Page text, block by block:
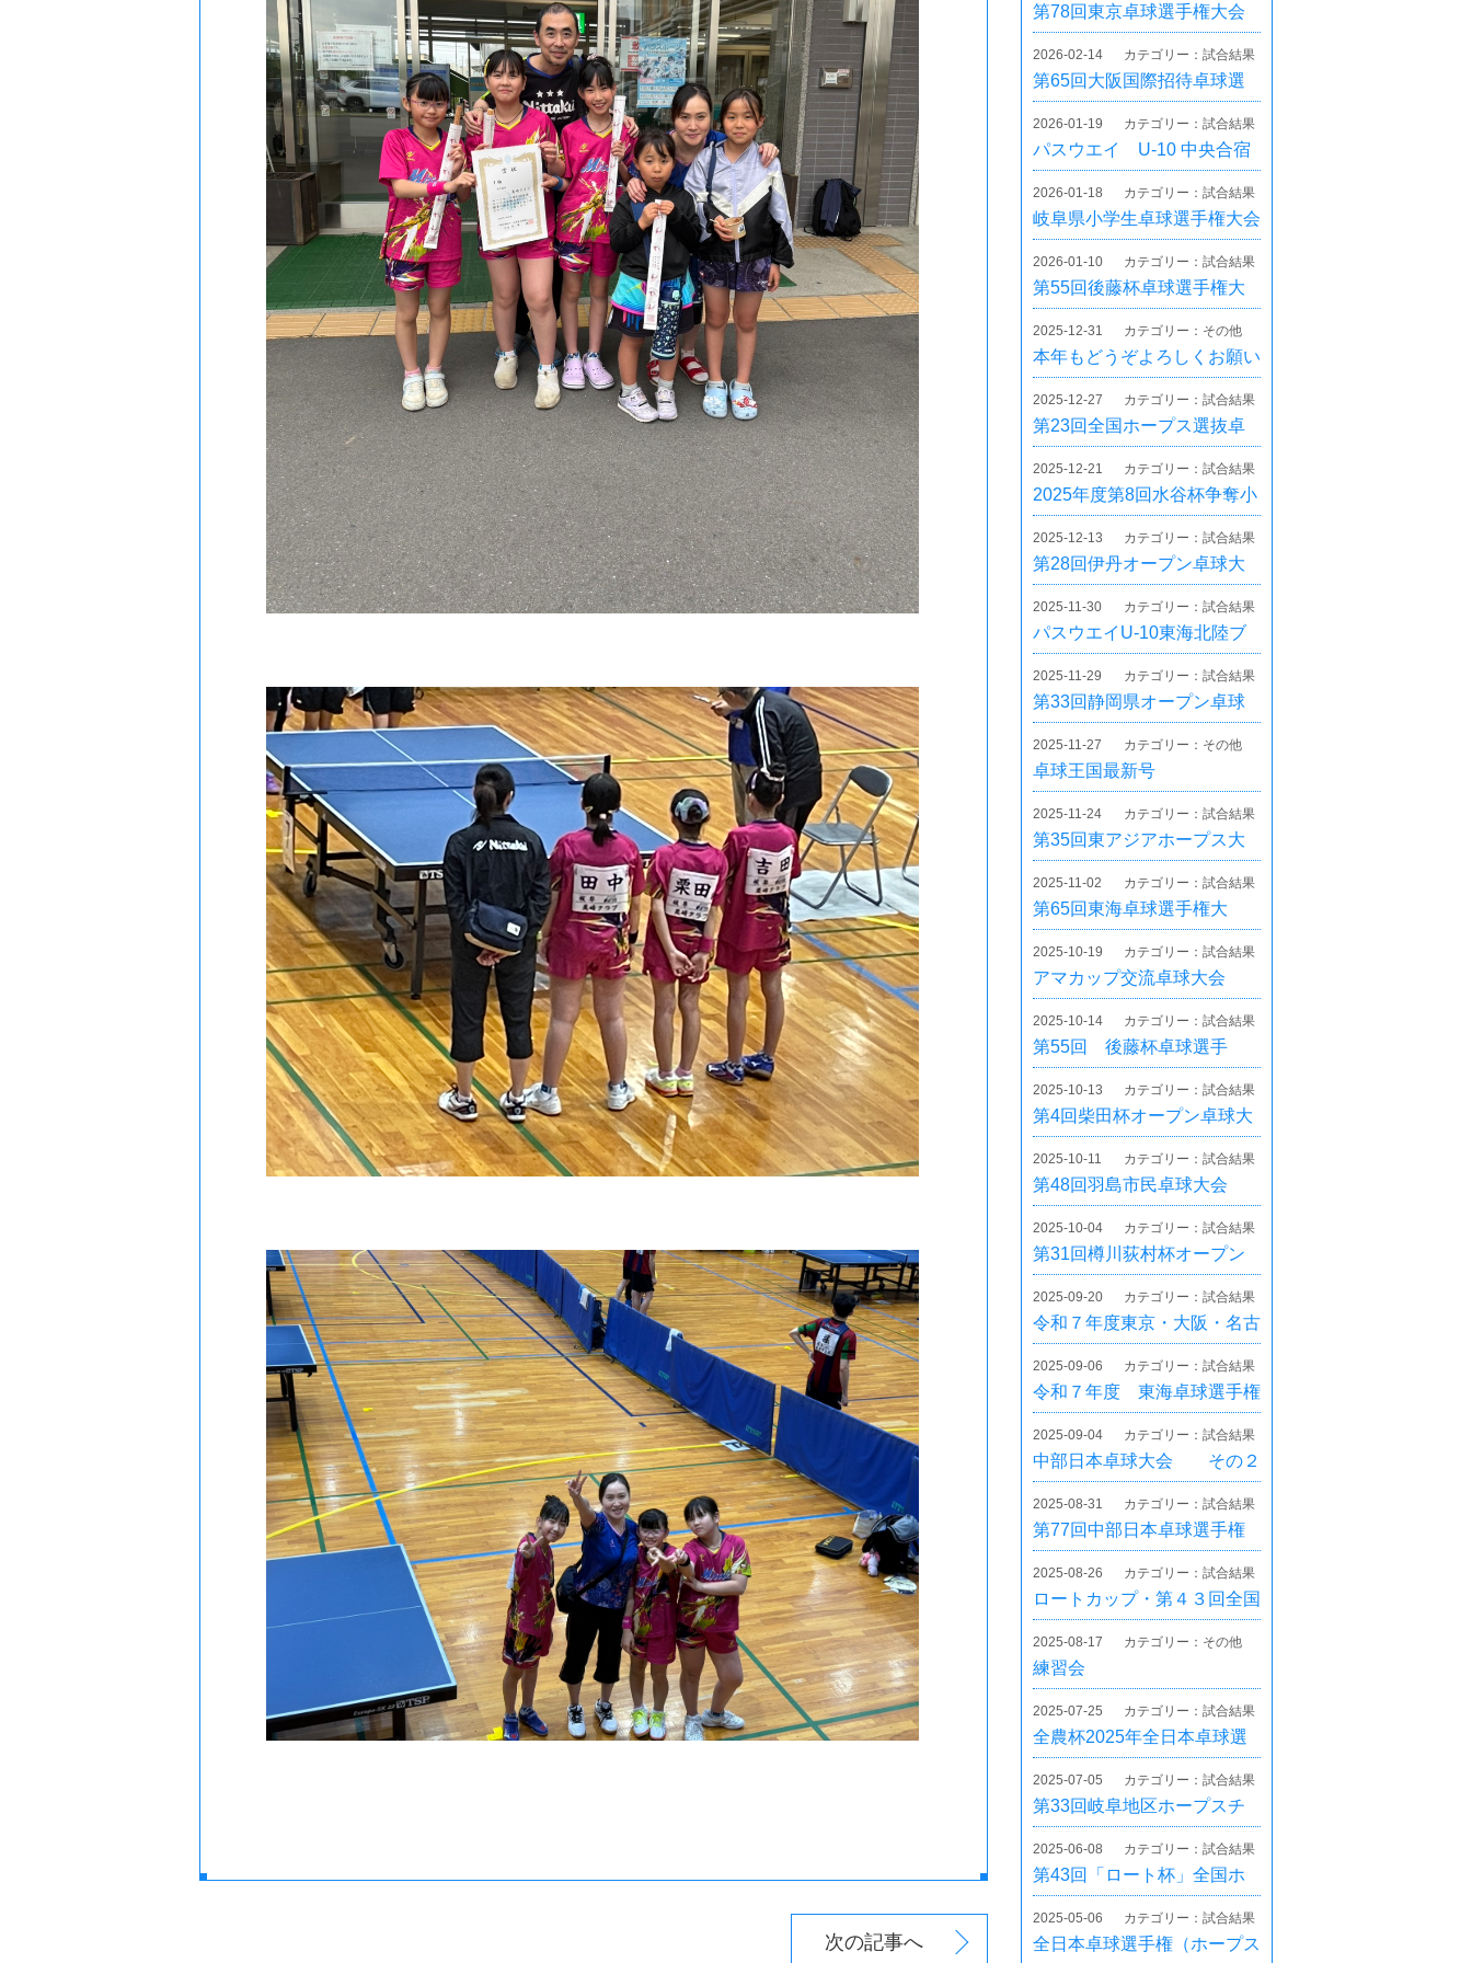
第78回東京卓球選手権大会
2026-02-14 カテゴリー：試合結果
第65回大阪国際招待卓球選
2026-01-19 カテゴリー：試合結果
パスウエイ U-10 中央合宿
2026-01-18 カテゴリー：試合結果
岐阜県小学生卓球選手権大会
2026-01-10 カテゴリー：試合結果
第55回後藤杯卓球選手権大
2025-12-31 カテゴリー：その他
本年もどうぞよろしくお願い
2025-12-27 カテゴリー：試合結果
第23回全国ホープス選抜卓
2025-12-21 カテゴリー：試合結果
2025年度第8回水谷杯争奪小
2025-12-13 カテゴリー：試合結果
第28回伊丹オープン卓球大
2025-11-30 カテゴリー：試合結果
パスウエイU-10東海北陸ブ
2025-11-29 カテゴリー：試合結果
第33回静岡県オープン卓球
2025-11-27 カテゴリー：その他
卓球王国最新号
2025-11-24 カテゴリー：試合結果
第35回東アジアホープス大
2025-11-02 カテゴリー：試合結果
第65回東海卓球選手権大
2025-10-19 カテゴリー：試合結果
アマカップ交流卓球大会
2025-10-14 カテゴリー：試合結果
第55回 後藤杯卓球選手
ス・カブの部）
2025-10-13 カテゴリー：試合結果
第4回柴田杯オープン卓球大
2025-10-11 カテゴリー：試合結果
第48回羽島市民卓球大会
2025-10-04 カテゴリー：試合結果
第31回樽川荻村杯オープン
2025-09-20 カテゴリー：試合結果
令和７年度東京・大阪・名古
以下の部岐阜県選考会
2025-09-06 カテゴリー：試合結果
令和７年度 東海卓球選手権
県予選
2025-09-04 カテゴリー：試合結果
中部日本卓球大会 その２
2025-08-31 カテゴリー：試合結果
第77回中部日本卓球選手権
カブの部）
2025-08-26 カテゴリー：試合結果
ロートカップ・第４３回全国
2025-08-17 カテゴリー：その他
練習会
2025-07-25 カテゴリー：試合結果
全農杯2025年全日本卓球選
2025-07-05 カテゴリー：試合結果
第33回岐阜地区ホープスチ
2025-06-08 カテゴリー：試合結果
第43回「ロート杯」全国ホ
2025-05-06 カテゴリー：試合結果
全日本卓球選手権（ホープス
次の記事へ